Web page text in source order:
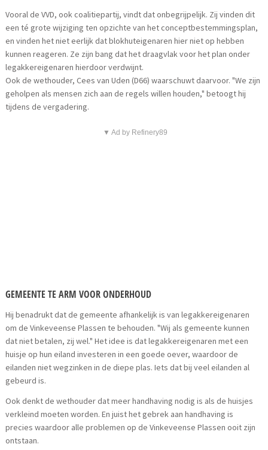
Vooral de VVD, ook coalitiepartij, vindt dat onbegrijpelijk. Zij vinden dit
een té grote wijziging ten opzichte van het conceptbestemmingsplan,
en vinden het niet eerlijk dat blokhuteigenaren hier niet op hebben
kunnen reageren. Ze zijn bang dat het draagvlak voor het plan onder
legakkereigenaren hierdoor verdwijnt.
Ook de wethouder, Cees van Uden (D66) waarschuwt daarvoor. "We zijn
geholpen als mensen zich aan de regels willen houden," betoogt hij
tijdens de vergadering.
▼ Ad by Refinery89
GEMEENTE TE ARM VOOR ONDERHOUD
Hij benadrukt dat de gemeente afhankelijk is van legakkereigenaren
om de Vinkeveense Plassen te behouden. "Wij als gemeente kunnen
dat niet betalen, zij wel." Het idee is dat legakkereigenaren met een
huisje op hun eiland investeren in een goede oever, waardoor de
eilanden niet wegzinken in de diepe plas. Iets dat bij veel eilanden al
gebeurd is.
Ook denkt de wethouder dat meer handhaving nodig is als de huisjes
verkleind moeten worden. En juist het gebrek aan handhaving is
precies waardoor alle problemen op de Vinkeveense Plassen ooit zijn
ontstaan.